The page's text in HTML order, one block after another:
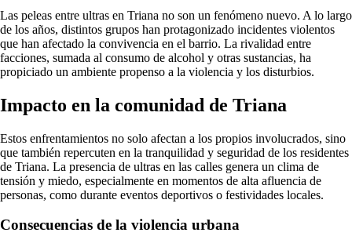
Las peleas entre ultras en Triana no son un fenómeno nuevo. A lo largo
de los años, distintos grupos han protagonizado incidentes violentos
que han afectado la convivencia en el barrio. La rivalidad entre
facciones, sumada al consumo de alcohol y otras sustancias, ha
propiciado un ambiente propenso a la violencia y los disturbios.
Impacto en la comunidad de Triana
Estos enfrentamientos no solo afectan a los propios involucrados, sino
que también repercuten en la tranquilidad y seguridad de los residentes
de Triana. La presencia de ultras en las calles genera un clima de
tensión y miedo, especialmente en momentos de alta afluencia de
personas, como durante eventos deportivos o festividades locales.
Consecuencias de la violencia urbana